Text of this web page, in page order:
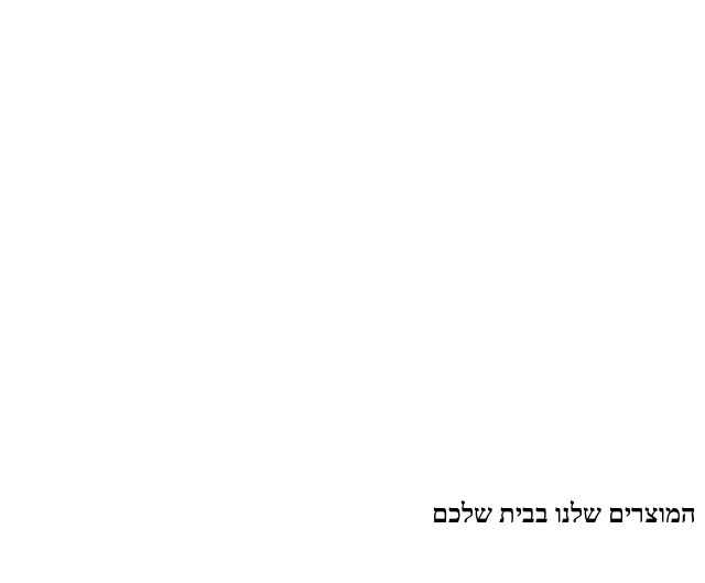
המוצרים שלנו בבית שלכם